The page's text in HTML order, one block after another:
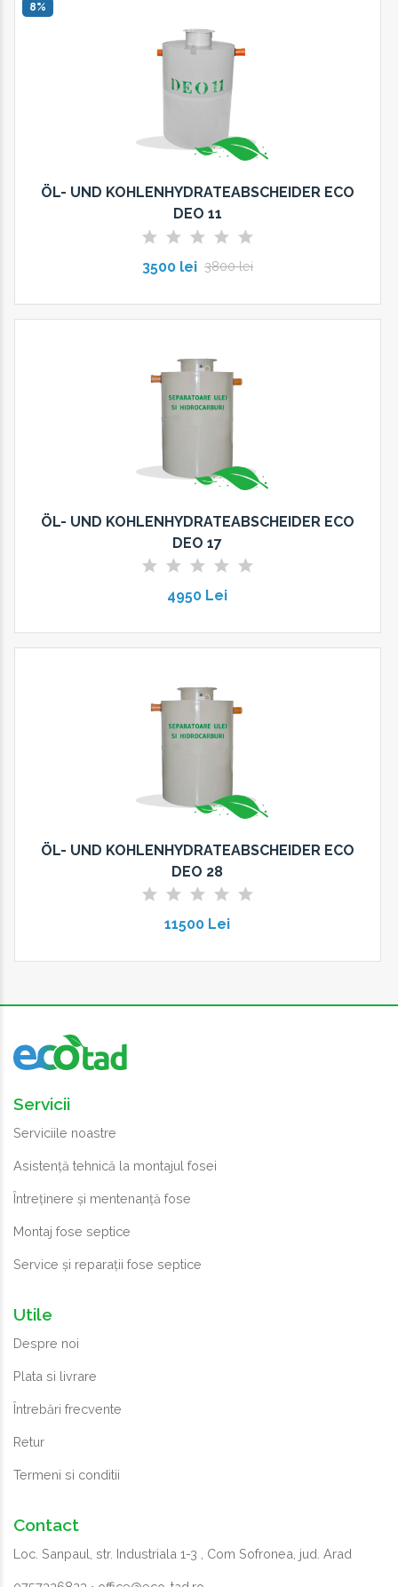
8%
ÖL- UND KOHLENHYDRATEABSCHEIDER ECO
DEO 11
3800 lei
3500 lei
ÖL- UND KOHLENHYDRATEABSCHEIDER ECO
DEO 17
4950 Lei
ÖL- UND KOHLENHYDRATEABSCHEIDER ECO
DEO 28
11500 Lei
Servicii
Serviciile noastre
Asistență tehnică la montajul fosei
Întreținere și mentenanță fose
Montaj fose septice
Service și reparații fose septice
Utile
Despre noi
Plata si livrare
Întrebări frecvente
Retur
Termeni si conditii
Contact
Loc. Sanpaul, str. Industriala 1-3 , Com Sofronea, jud. Arad